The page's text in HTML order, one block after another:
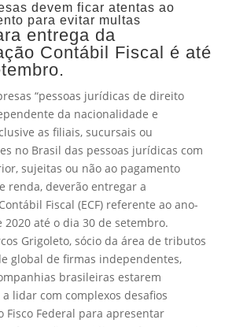
devem ficar atentas ao
para evitar multas
entrega da
Contábil Fiscal é até
“pessoas jurídicas de direito
da nacionalidade e
as filiais, sucursais ou
no Brasil das pessoas jurídicas com
sujeitas ou não ao pagamento
renda, deverão entregar a
Fiscal (ECF) referente ao ano-
2020 até o dia 30 de setembro.
Grigoleto, sócio da área de tributos
global de firmas independentes,
brasileiras estarem
lidar com complexos desafios
Fisco Federal para apresentar